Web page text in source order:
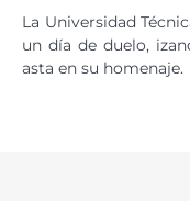
La Universidad
un día de duelo,
asta en su homenaje.